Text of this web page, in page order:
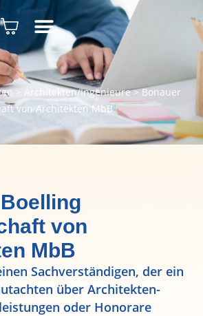
> Architekten/Ingenieure>Bonauer
von Architekten MbB
von
MbB
Sachverständigen, der ein
über Architekten-
oder Honorare